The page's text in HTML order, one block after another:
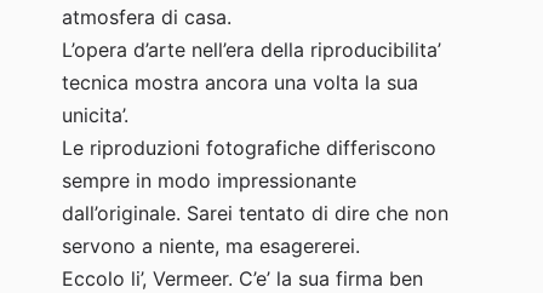
atmosfera di casa.
L’opera d’arte nell’era della riproducibilita’
tecnica mostra ancora una volta la sua
unicita’.
Le riproduzioni fotografiche differiscono
sempre in modo impressionante
dall’originale. Sarei tentato di dire che non
servono a niente, ma esagererei.
Eccolo li’, Vermeer. C’e’ la sua firma ben